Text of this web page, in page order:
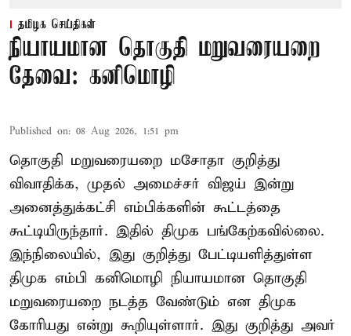
தமிழக செய்திகள்
நியாயமான தொகுதி மறுவரையறை
தேவை: கனிமொழி
Published on: 08 Aug 2026, 1:51 pm
தொகுதி மறுவரையறை மசோதா குறித்து
விவாதிக்க, முதல் அமைச்சர் விஜய் இன்று
அனைத்துக்கட்சி எம்பிக்களின் கூட்டத்தை
கூட்டியிருந்தார். இதில் திமுக பங்கேற்கவில்லை.
இந்நிலையில், இது குறித்து பேட்டியளித்துள்ள
திமுக எம்பி கனிமொழி நியாயமான தொகுதி
மறுவரையறை நடத்த வேண்டும் என திமுக
கோரியது என்று கூறியுள்ளார். இது குறித்து அவர்